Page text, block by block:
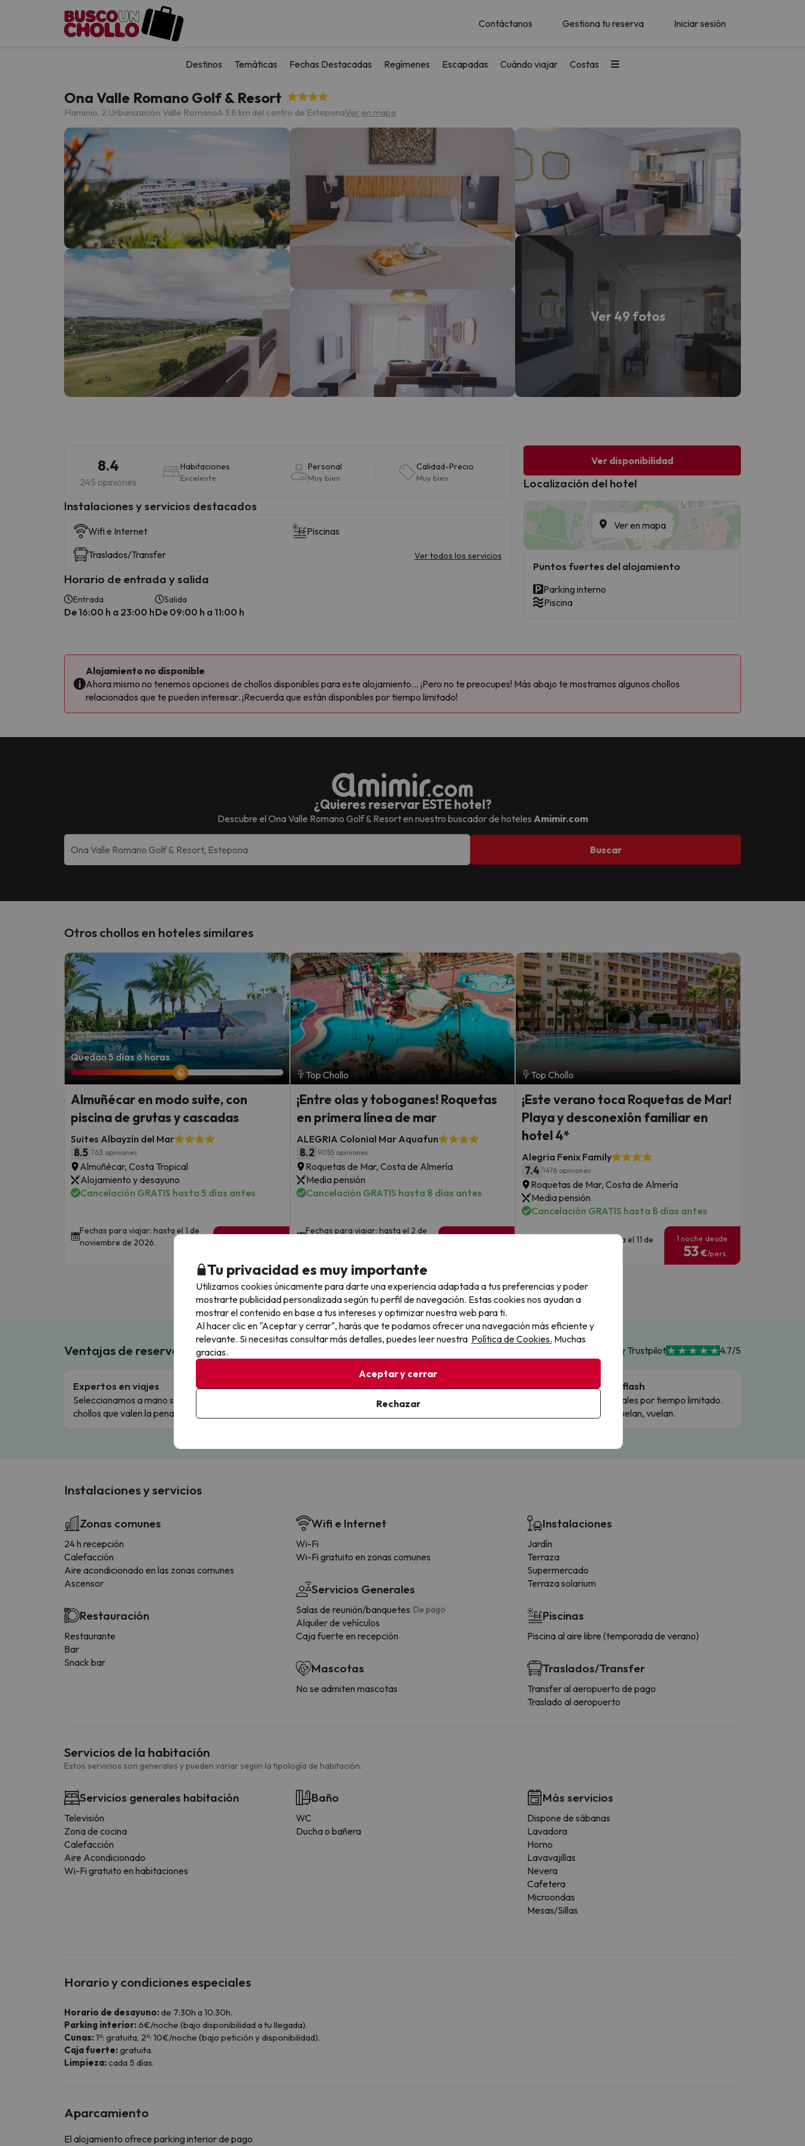
Contáctanos Gestiona tu reserva Iniciar sesión
Destinos Temáticas Fechas Destacadas Regímenes Escapadas Cuándo viajar Costas
Ona Valle Romano Golf & Resort
Flaminio, 2.Urbanización Valle RomanoA 3.8 km del centro de EsteponaVer en mapa
Ver 49 fotos
8.4
245 opiniones
Habitaciones
Excelente
Personal
Muy bien
Calidad-Precio
Muy bien
Instalaciones y servicios destacados
Wifi e Internet
Piscinas
Traslados/Transfer
Ver todos los servicios
Horario de entrada y salida
Entrada
De 16:00 h a 23:00 h
Salida
De 09:00 h a 11:00 h
Ver disponibilidad
Localización del hotel
Ver en mapa
Puntos fuertes del alojamiento
Parking interno
Piscina
Alojamiento no disponible
Ahora mismo no tenemos opciones de chollos disponibles para este alojamiento... ¡Pero no te preocupes! Más abajo te mostramos algunos chollos
relacionados que te pueden interesar. ¡Recuerda que están disponibles por tiempo limitado!
¿Quieres reservar ESTE hotel?
Descubre el Ona Valle Romano Golf & Resorten nuestro buscador de hoteles Amimir.com
Buscar
Otros chollos en hoteles similares
Quedan 5 días 6 horas
Almuñécar en modo suite, con
piscina de grutas y cascadas
Suites Albayzín del Mar
8.5 763 opiniones
Almuñécar, Costa Tropical
Alojamiento y desayuno
Cancelación GRATIS hasta 5 días antes
Fechas para viajar: hasta el 1 de
noviembre de 2026.
Top Chollo
¡Entre olas y toboganes! Roquetas
en primera línea de mar
ALEGRIA Colonial Mar Aquafun
8.2 9055 opiniones
Roquetas de Mar, Costa de Almería
Media pensión
Cancelación GRATIS hasta 8 días antes
Fechas para viajar: hasta el 2 de
Top Chollo
¡Este verano toca Roquetas de Mar!
Playa y desconexión familiar en
hotel 4*
Alegria Fenix Family
7.4 1476 opiniones
Roquetas de Mar, Costa de Almería
Media pensión
Cancelación GRATIS hasta 8 días antes
Fechas para viajar: hasta el 11 de
1 noche desde
53 €/pers.
Ver todos los chollos
Ventajas de reservar en Buscounchollo Trustpilot 4.7/5
Expertos en viajes
Seleccionamos a mano solo los
chollos que valen la pena.
Cancela sin complicaciones
Cambios y cancelaciones con total
Paga a tu ritmo
Fracciona o financia tu viaje.
Ofertas flash
Precios reales por tiempo limitado.
Cuando vuelan, vuelan.
Instalaciones y servicios
Zonas comunes
24 h recepción
Calefacción
Aire acondicionado en las zonas comunes
Ascensor
Restauración
Restaurante
Bar
Snack bar
Wifi e Internet
Wi-Fi
Wi-Fi gratuito en zonas comunes
Servicios Generales
Salas de reunión/banquetes De pago
Alquiler de vehículos
Caja fuerte en recepción
Mascotas
No se admiten mascotas
Instalaciones
Jardín
Terraza
Supermercado
Terraza solarium
Piscinas
Piscina al aire libre (temporada de verano)
Traslados/Transfer
Transfer al aeropuerto de pago
Traslado al aeropuerto
Servicios de la habitación
Estos servicios son generales y pueden variar según la tipología de habitación.
Servicios generales habitación
Televisión
Zona de cocina
Calefacción
Aire Acondicionado
Wi-Fi gratuito en habitaciones
Baño
WC
Ducha o bañera
Más servicios
Dispone de sábanas
Lavadora
Horno
Lavavajillas
Nevera
Cafetera
Microondas
Mesas/Sillas
Horario y condiciones especiales
Horario de desayuno:de 7:30h a 10:30h.
Parking interior:6€/noche (bajo disponibilidad a tu llegada).
Cunas:1º: gratuita, 2º: 10€/noche (bajo petición y disponibilidad).
Caja fuerte:gratuita.
Limpieza:cada 5 días.
Aparcamiento
El alojamiento ofrece parking interior de pago
Tu privacidad es muy importante
Utilizamos cookies únicamente para darte una experiencia adaptada a tus preferencias y poder
mostrarte publicidad personalizada según tu perfil de navegación. Estas cookies nos ayudan a
mostrar el contenido en base a tus intereses y optimizar nuestra web para ti.
Al hacer clic en "Aceptar y cerrar", harás que te podamos ofrecer una navegación más eficiente y
relevante. Si necesitas consultar más detalles, puedes leer nuestra Política de Cookies. Muchas
gracias.
Aceptar y cerrar
Rechazar